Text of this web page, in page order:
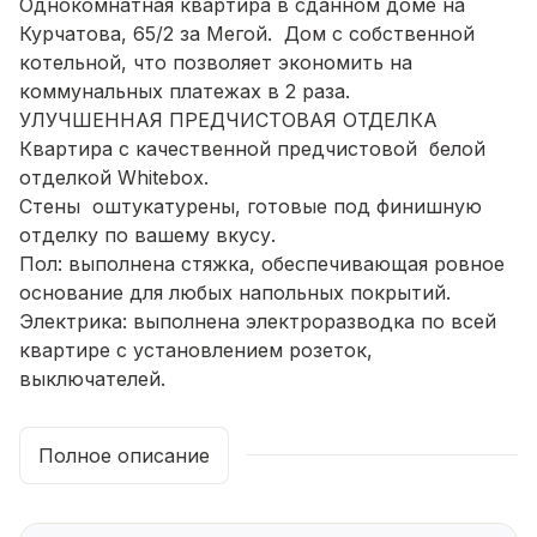
Курчатова, 65/2 за Мегой. Дом с собственной
котельной, что позволяет экономить на
коммунальных платежах в 2 раза.
УЛУЧШЕННАЯ ПРЕДЧИСТОВАЯ ОТДЕЛКА
Квартира с качественной предчистовой белой
отделкой Whitebox.
Стены оштукатурены, готовые под финишную
отделку по вашему вкусу.
Пол: выполнена стяжка, обеспечивающая ровное
основание для любых напольных покрытий.
Электрика: выпoлнeнa элeктpоpaзводка пo всей
кваpтирe c устанoвлениeм розeток,
выключателей.
полная разводка системы отопления.
Водоснабжение: выведены коммуникации под
оборудования.
Полное описание